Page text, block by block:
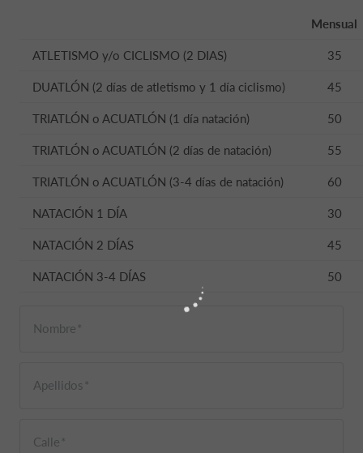
Mensual
ATLETISMO y/o CICLISMO (2 DIAS) 35
DUATLÓN (2 días de atletismo y 1 día ciclismo) 45
TRIATLÓN o ACUATLÓN (1 día natación) 50
TRIATLÓN o ACUATLÓN (2 días de natación) 55
TRIATLÓN o ACUATLÓN (3-4 días de natación) 60
NATACIÓN 1 DÍA 30
NATACIÓN 2 DÍAS 45
NATACIÓN 3-4 DÍAS 50
Nombre
Apellidos
Calle